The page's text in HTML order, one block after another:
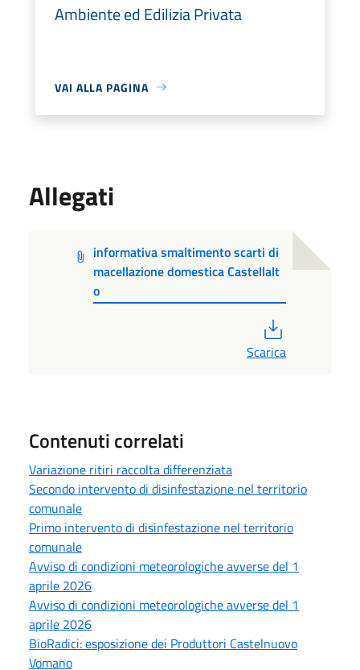
Ambiente ed Edilizia Privata
VAI ALLA PAGINA
Allegati
informativa smaltimento scarti di
macellazione domestica Castellalt
o
Scarica
Contenuti correlati
Variazione ritiri raccolta differenziata
Secondo intervento di disinfestazione nel territorio
comunale
Primo intervento di disinfestazione nel territorio
comunale
Avviso di condizioni meteorologiche avverse del 1
aprile 2026
Avviso di condizioni meteorologiche avverse del 1
aprile 2026
BioRadici: esposizione dei Produttori Castelnuovo
Vomano